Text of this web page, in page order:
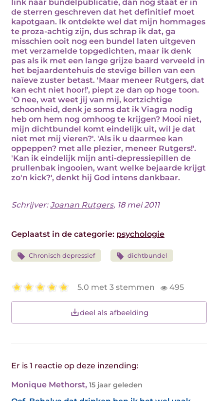
link naar bundelpublicatie, dan nog staat er in
de sterren geschreven dat het definitief moet
kapotgaan. Ik ontdekte wel dat mijn hommages
te proza-achtig zijn, dus schrap ik dat, ga
misschien ooit nog een bundel laten uitgeven
met verzamelde topgedichten, maar ik denk
pas als ik met een lange grijze baard verveeld in
het bejaardentehuis de stevige billen van een
naïeve zuster betast. 'Maar meneer Rutgers, dat
kan echt niet hoor!', piept ze dan op hoge toon.
'O nee, wat weet jij van mij, kortzichtige
schoonheid, denk je soms dat ik Viagra nodig
heb om hem nog omhoog te krijgen? Mooi niet,
mijn dichtbundel komt eindelijk uit, wil je dat
niet met mij vieren?'. 'Als ik u daarmee kan
oppeppen? met alle plezier, meneer Rutgers!'.
'Kan ik eindelijk mijn anti-depressiepillen de
prullenbak ingooien, want welke bejaarde krijgt
zo'n kick?', denkt hij God intens dankbaar.
Schrijver:Joanan Rutgers, 18 mei 2011
Geplaatst in de categorie: psychologie
Chronisch depressief dichtbundel
5.0 met 3 stemmen 495
deel als afbeelding
Er is 1 reactie op deze inzending:
Monique Methorst, 15 jaar geleden